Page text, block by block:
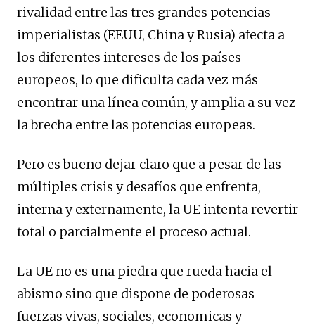
rivalidad entre las tres grandes potencias
imperialistas (EEUU, China y Rusia) afecta a
los diferentes intereses de los países
europeos, lo que dificulta cada vez más
encontrar una línea común, y amplia a su vez
la brecha entre las potencias europeas.
Pero es bueno dejar claro que a pesar de las
múltiples crisis y desafíos que enfrenta,
interna y externamente, la UE intenta revertir
total o parcialmente el proceso actual.
La UE no es una piedra que rueda hacia el
abismo sino que dispone de poderosas
fuerzas vivas, sociales, economicas y